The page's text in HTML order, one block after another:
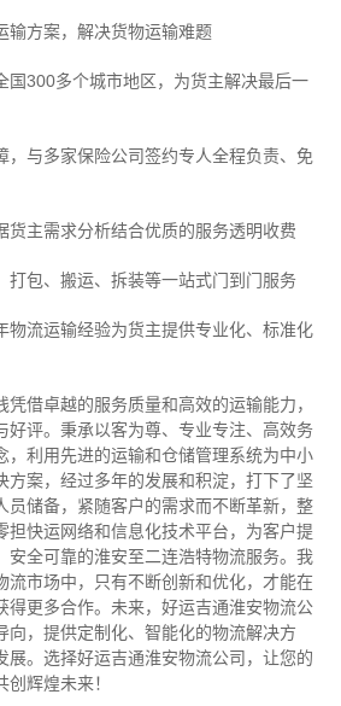
输方案，解决货物运输难题
国300多个城市地区，为货主解决最后一
，与多家保险公司签约专人全程负责、免
货主需求分析结合优质的服务透明收费
打包、搬运、拆装等一站式门到门服务
物流运输经验为货主提供专业化、标准化
凭借卓越的服务质量和高效的运输能力，
评。 秉承以客为尊、专业专注、高效务
，利用先进的运输和仓储管理系统为中小
方案，经过多年的发展和积淀，打下了坚
员储备，紧随客户的需求而不断革新，整
担快运网络和信息化技术平台，为客户提
全可靠的淮安至二连浩特物流服务。 我
流市场中，只有不断创新和优化，才能在
更多合作。 未来，好运吉通淮安物流公
向，提供定制化、智能化的物流解决方
展。选择好运吉通淮安物流公司，让您的
辉煌未来！